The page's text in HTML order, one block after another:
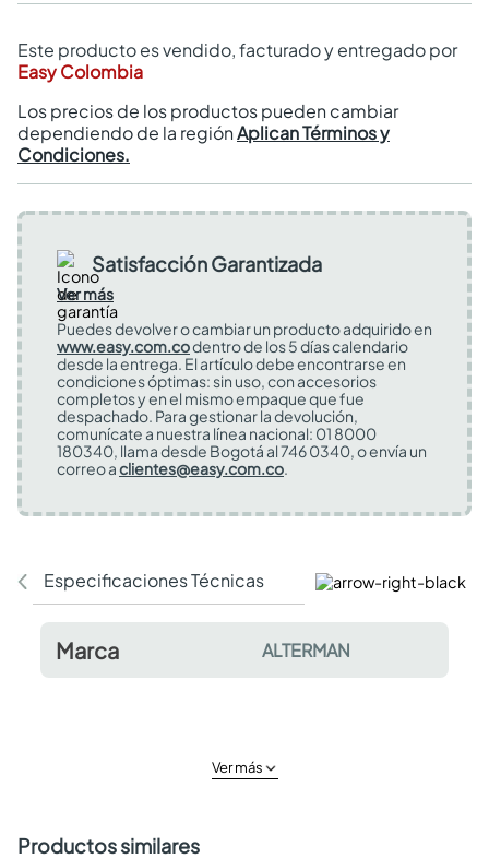
Este producto es vendido, facturado y entregado por
Easy Colombia
Los precios de los productos pueden cambiar
dependiendo de la regiónAplican Términos y
Condiciones.
Satisfacción Garantizada
Ver más
Puedes devolver o cambiar un producto adquirido en
www.easy.com.codentro de los 5 días calendario
desde la entrega. El artículo debe encontrarse en
condiciones óptimas: sin uso, con accesorios
completos y en el mismo empaque que fue
despachado. Para gestionar la devolución,
comunícate a nuestra línea nacional: 01 8000
180340, llama desde Bogotá al 746 0340, o envía un
correo aclientes@easy.com.co.
Especificaciones Técnicas Comentarios y
Marca ALTERMAN
Ver más
Productos similares